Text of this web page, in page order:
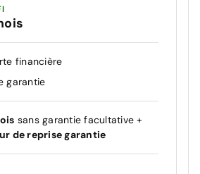
financière
garantie
sans garantie facultative +
de reprise garantie